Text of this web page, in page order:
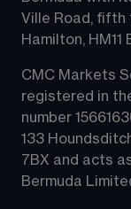
Ville Road, fifth
Hamilton, HM11
CMC Markets
registered in
number
133
7BX and acts
Bermuda